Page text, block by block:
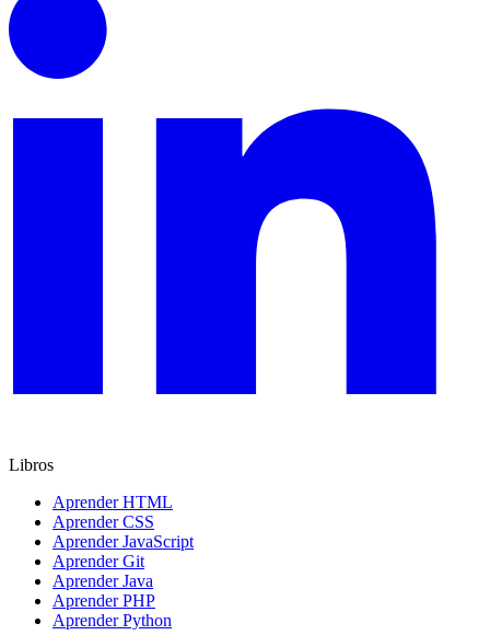
Libros
Aprender HTML
Aprender CSS
Aprender JavaScript
Aprender Git
Aprender Java
Aprender PHP
Aprender Python